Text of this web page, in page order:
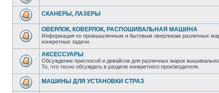
СКАНЕРЫ, ЛАЗЕРЫ
ОВЕРЛОК, КОВЕРЛОК, РАСПОШИВАЛЬНАЯ МАШИНА
Информация по промышленным и бытовым оверлокам различных
конкретные задачи.
АКСЕССУАРЫ
Обсуждение приспособ и девайсов для различных марок
То, что тесно обсуждать в разделе конкретного производителя.
МАШИНЫ ДЛЯ УСТАНОВКИ СТРАЗ